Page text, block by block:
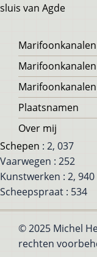
sluis van Agde
Voet
Plaatsnamen
Over mij
Schepen : 2, 037
Vaarwegen : 252
Kunstwerken : 2, 940
Scheepspraat : 534
© 2025 Michel
rechten